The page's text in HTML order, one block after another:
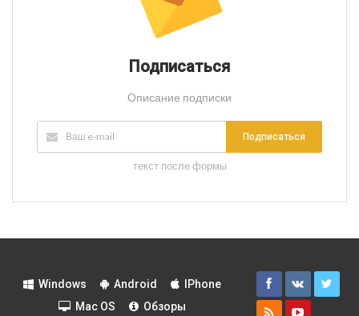
Подписаться
Описание подписки
Подписаться
текст после формы
Windows Android
IPhone
Mac OS
Обзоры